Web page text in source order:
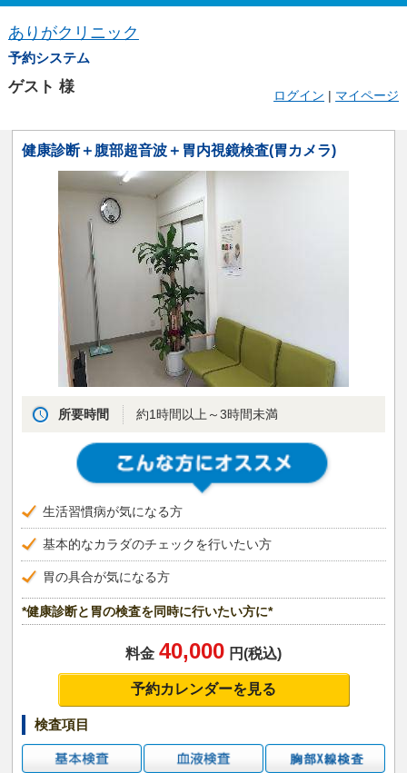
ありがクリニック
予約システム
ゲスト 様 ログイン | マイページ
健康診断＋腹部超音波＋胃内視鏡検査(胃カメラ)
所要時間 約1時間以上～3時間未満
生活習慣病が気になる方
基本的なカラダのチェックを行いたい方
胃の具合が気になる方
*健康診断と胃の検査を同時に行いたい方に*
料金 40,000 円(税込)
予約カレンダーを見る
検査項目